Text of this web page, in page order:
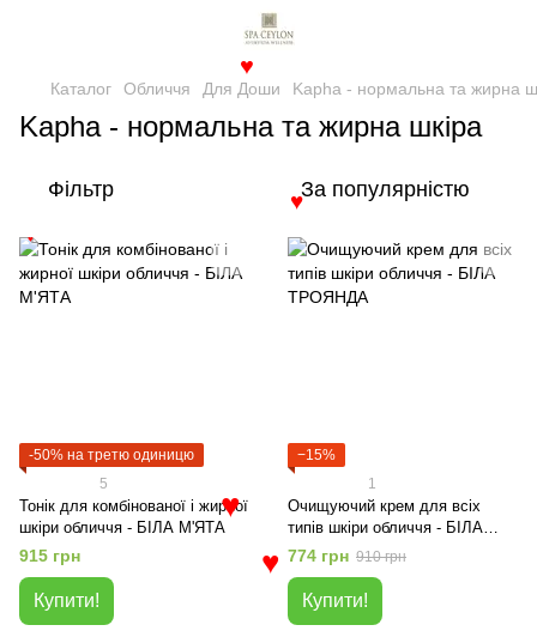
Каталог Обличчя Для Доши Kapha - нормальна та жирна
Kapha - нормальна та жирна шкіра
Фільтр За популярністю
-50% на третю одиницю
5
Тонік для комбінованої і жирної
шкіри обличчя - БІЛА М'ЯТА
915 грн
Купити!
−15%
1
Очищуючий крем для всіх
типів шкіри обличчя - БІЛА
ТРОЯНДА
774 грн 910 грн
Купити!
♥
♥
♥